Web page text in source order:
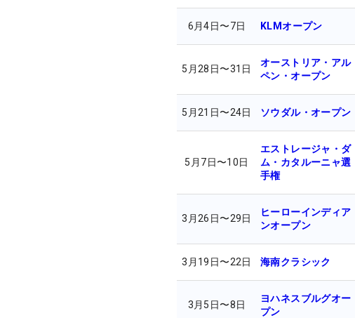
6月4日〜7日 KLMオープン
5月28日〜31日
オーストリア・アル
ペン・オープン
5月21日〜24日 ソウダル・オープン
5月7日〜10日
エストレージャ・ダ
ム・カタルーニャ選
手権
3月26日〜29日
ヒーローインディア
ンオープン
3月19日〜22日 海南クラシック
3月5日〜8日
ヨハネスブルグオー
プン